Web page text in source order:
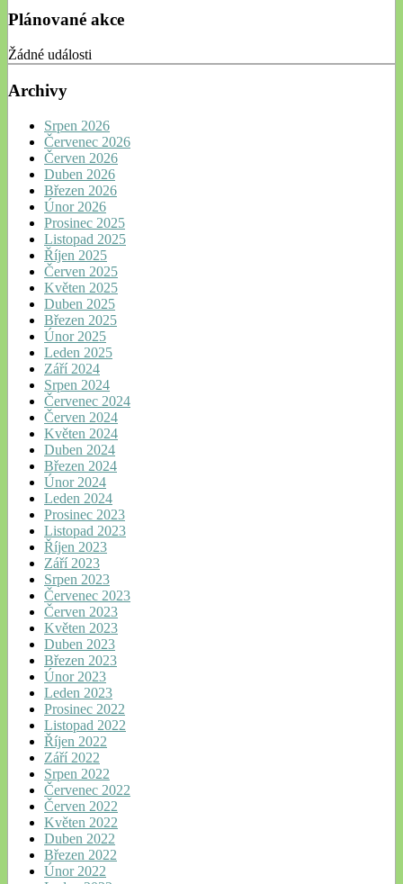
Plánované akce
Žádné události
Archivy
Srpen 2026
Červenec 2026
Červen 2026
Duben 2026
Březen 2026
Únor 2026
Prosinec 2025
Listopad 2025
Říjen 2025
Červen 2025
Květen 2025
Duben 2025
Březen 2025
Únor 2025
Leden 2025
Září 2024
Srpen 2024
Červenec 2024
Červen 2024
Květen 2024
Duben 2024
Březen 2024
Únor 2024
Leden 2024
Prosinec 2023
Listopad 2023
Říjen 2023
Září 2023
Srpen 2023
Červenec 2023
Červen 2023
Květen 2023
Duben 2023
Březen 2023
Únor 2023
Leden 2023
Prosinec 2022
Listopad 2022
Říjen 2022
Září 2022
Srpen 2022
Červenec 2022
Červen 2022
Květen 2022
Duben 2022
Březen 2022
Únor 2022